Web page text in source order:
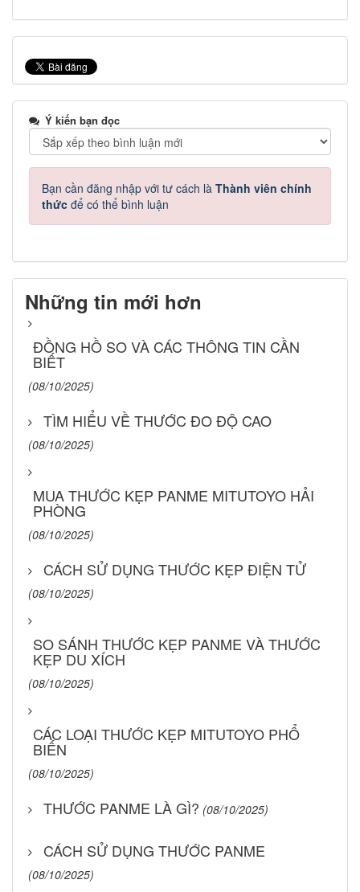
Ý kiến bạn đọc
Bạn cần đăng nhập với tư cách là Thành viên chính
thức để có thể bình luận
Những tin mới hơn
ĐỒNG HỒ SO VÀ CÁC THÔNG TIN CẦN
BIẾT
(08/10/2025)
TÌM HIỂU VỀ THƯỚC ĐO ĐỘ CAO
(08/10/2025)
MUA THƯỚC KẸP PANME MITUTOYO HẢI
PHÒNG
(08/10/2025)
CÁCH SỬ DỤNG THƯỚC KẸP ĐIỆN TỬ
(08/10/2025)
SO SÁNH THƯỚC KẸP PANME VÀ THƯỚC
KẸP DU XÍCH
(08/10/2025)
CÁC LOẠI THƯỚC KẸP MITUTOYO PHỔ
BIẾN
(08/10/2025)
THƯỚC PANME LÀ GÌ? (08/10/2025)
CÁCH SỬ DỤNG THƯỚC PANME
(08/10/2025)